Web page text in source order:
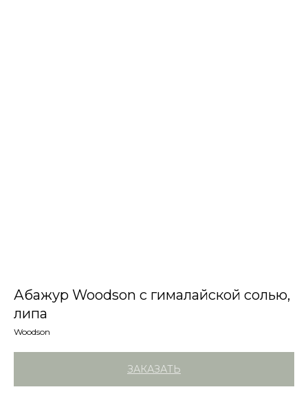
Абажур Woodson с гималайской солью,
липа
Woodson
ЗАКАЗАТЬ